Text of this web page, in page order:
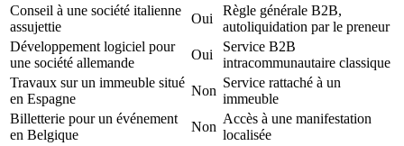
Conseil à une société italienne
assujettie
Oui
Règle générale B2B,
autoliquidation par le preneur
Développement logiciel pour
une société allemande
Oui
Service B2B
intracommunautaire classique
Travaux sur un immeuble situé
en Espagne
Non
Service rattaché à un
immeuble
Billetterie pour un événement
en Belgique
Non
Accès à une manifestation
localisée